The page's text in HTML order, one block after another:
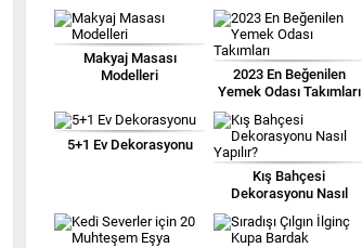
Makyaj Masası
Modelleri
2023 En Beğenilen
Yemek Odası Takımları
5+1 Ev Dekorasyonu
Kış Bahçesi
Dekorasyonu Nasıl